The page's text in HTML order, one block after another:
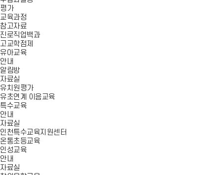
평가
교육과정
참고자료
진로직업백과
고교학점제
유아교육
안내
알림방
자료실
유치원평가
유초연계 이음교육
특수교육
안내
자료실
인천특수교육지원센터
온통초등교육
인성교육
안내
자료실